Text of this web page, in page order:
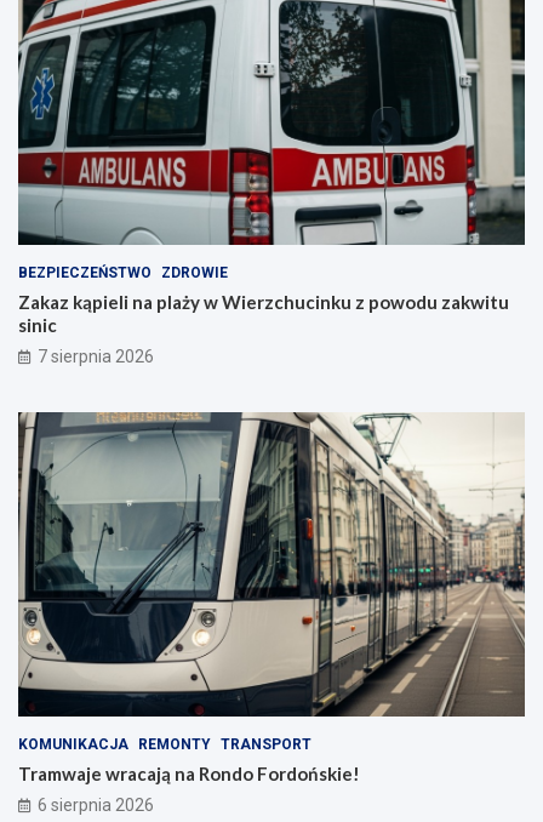
BEZPIECZEŃSTWO ZDROWIE
Zakaz kąpieli na plaży w Wierzchucinku z powodu zakwitu
sinic
7 sierpnia 2026
KOMUNIKACJA REMONTY TRANSPORT
Tramwaje wracają na Rondo Fordońskie!
6 sierpnia 2026